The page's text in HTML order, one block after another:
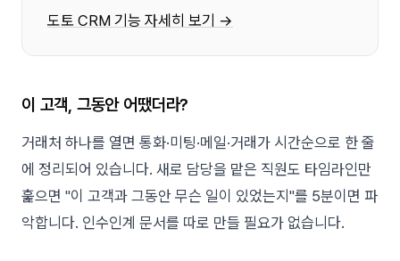
도토 CRM 기능 자세히 보기 →
이 고객, 그동안 어땠더라?
거래처 하나를 열면 통화·미팅·메일·거래가 시간순으로 한 줄
에 정리되어 있습니다. 새로 담당을 맡은 직원도 타임라인만
훑으면 "이 고객과 그동안 무슨 일이 있었는지"를 5분이면 파
악합니다. 인수인계 문서를 따로 만들 필요가 없습니다.